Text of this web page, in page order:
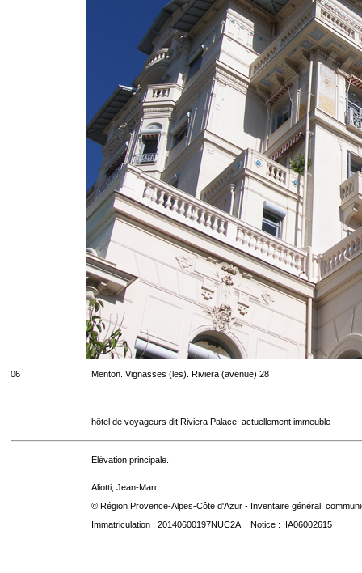
06 Menton. Vignasses (les). Riviera (avenue) 28
hôtel de voyageurs dit Riviera Palace, actuellement immeuble
Elévation principale.
Aliotti, Jean-Marc
© Région Provence-Alpes-Côte d'Azur - Inventaire général.
Immatriculation : 20140600197NUC2A Notice : IA06002615